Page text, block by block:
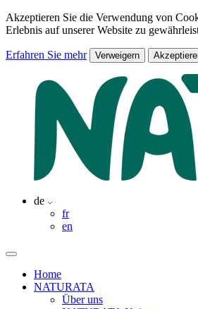
Akzeptieren Sie die Verwendung von
Erlebnis auf unserer Website zu
Erfahren Sie mehr Verweigern
de
fr
en
Home
NATURATA
Über uns